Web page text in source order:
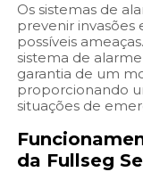
Os sistemas de
prevenir invasões
possíveis
sistema de
garantia de um
proporcionando
situações de
da Fullseg